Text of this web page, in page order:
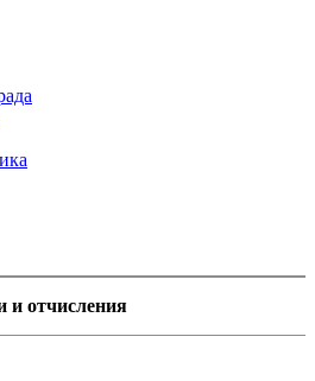
и отчисления